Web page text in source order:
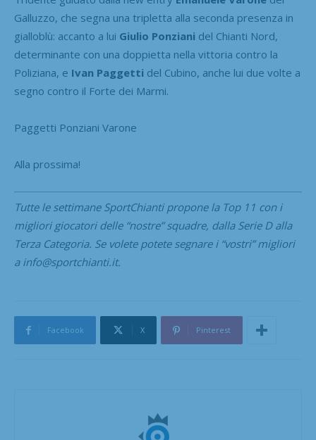
Galluzzo, che segna una tripletta alla seconda presenza in
gialloblù: accanto a lui Giulio Ponziani del Chianti Nord,
determinante con una doppietta nella vittoria contro la
Poliziana, e Ivan Paggetti del Cubino, anche lui due volte a
segno contro il Forte dei Marmi.
Paggetti Ponziani Varone
Alla prossima!
Tutte le settimane SportChianti propone la Top 11 con i
migliori giocatori delle “nostre” squadre, dalla Serie D alla
Terza Categoria. Se volete potete segnare i “vostri” migliori
a info@sportchianti.it.
Facebook X Pinterest